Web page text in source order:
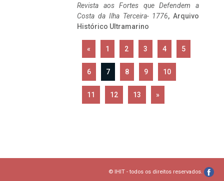
Revista aos Fortes que Defendem a
Costa da Ilha Terceira- 1776, Arquivo
Histórico Ultramarino
« 1 2 3 4 5
6 7 8 9 10
11 12 13 »
© IHIT - todos os direitos reservados.